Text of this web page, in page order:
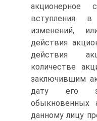
вступления
изменений,
действия
действия
количестве
заключившим
дату его
обыкновенных
данному лицу